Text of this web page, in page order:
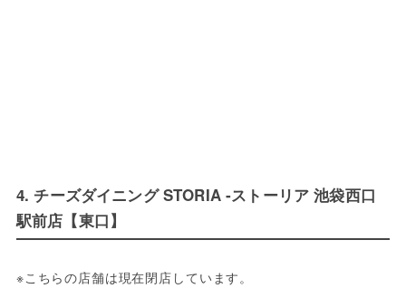
4. チーズダイニング STORIA ‐ストーリア 池袋西口
駅前店【東口】
※こちらの店舗は現在閉店しています。